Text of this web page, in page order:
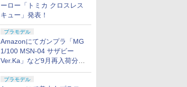
ーロー「トミカ クロスレス
キュー」発表！
プラモデル
Amazonにてガンプラ「MG
1/100 MSN-04 サザビー
Ver.Ka」など9月再入荷分が
プラモデル